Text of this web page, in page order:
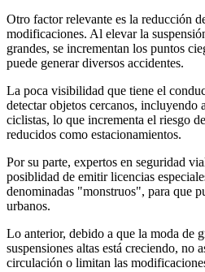
Otro factor relevante es la reducción
modificaciones. Al elevar la
grandes, se incrementan los puntos
puede generar diversos accidentes.
La poca visibilidad que tiene el
detectar objetos cercanos, incluyendo
ciclistas, lo que incrementa el riesgo
reducidos como estacionamientos.
Por su parte, expertos en seguridad
posiblidad de emitir licencias
denominadas "monstruos", para que
urbanos.
Lo anterior, debido a que la moda de
suspensiones altas está creciendo, no
circulación o limitan las